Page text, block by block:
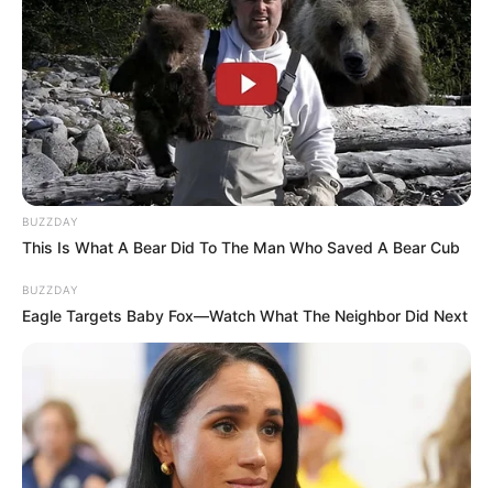
BUZZDAY
This Is What A Bear Did To The Man Who Saved A Bear Cub
BUZZDAY
Eagle Targets Baby Fox—Watch What The Neighbor Did Next